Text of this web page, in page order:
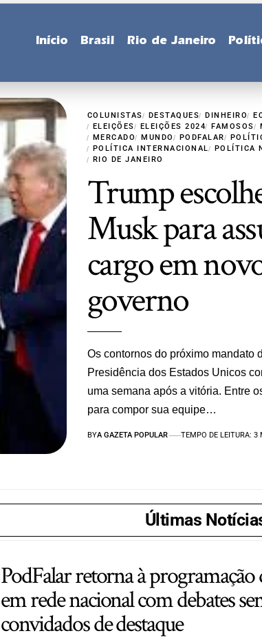
Início Brasil Rio de Janeiro
COLUNISTAS DESTAQUES DINHEIRO
ELEIÇÕES
ELEIÇÕES 2024 FAMOSOS
MERCADO
MUNDO PODFALAR
POLÍTICA INTERNACIONAL
POLÍTICA
RIO DE JANEIRO
Trump
Musk para
cargo em
governo
Os contornos do próximo mandato
Presidência dos Estados Unicos
uma semana após a vitória. Entre
para compor sua equipe…
BYA GAZETA POPULAR TEMPO DE LEITURA: 3
Últimas
PodFalar retorna à
em rede nacional com debates
convidados de destaque